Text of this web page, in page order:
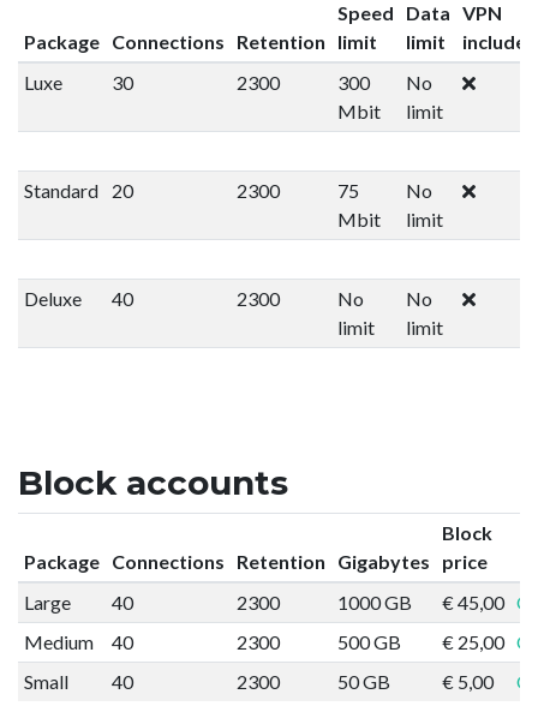
Package Connections Retention
Speed
limit
Data
limit
VPN
included
Luxe
30 2300
300
Mbit
No
limit
Standard 20 2300
75
Mbit
No
limit
Deluxe 40 2300
No
limit
No
limit
Block accounts
Package Connections Retention Gigabytes
Block
price
Large
40 2300 1000 GB € 45,00
Medium
40 2300 500 GB € 25,00
Small
40 2300 50 GB € 5,00